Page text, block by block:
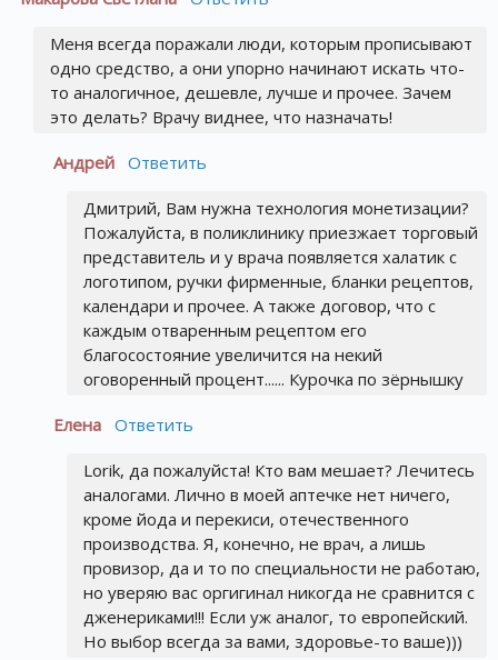
Меня всегда поражали люди, которым прописывают
одно средство, а они упорно начинают искать что-
то аналогичное, дешевле, лучше и прочее. Зачем
это делать? Врачу виднее, что назначать!
Андрей Ответить
Дмитрий, Вам нужна технология монетизации?
Пожалуйста, в поликлинику приезжает торговый
представитель и у врача появляется халатик с
логотипом, ручки фирменные, бланки рецептов,
календари и прочее. А также договор, что с
каждым отваренным рецептом его
благосостояние увеличится на некий
оговоренный процент...... Курочка по зёрнышку
Елена Ответить
Lorik, да пожалуйста! Кто вам мешает? Лечитесь
аналогами. Лично в моей аптечке нет ничего,
кроме йода и перекиси, отечественного
производства. Я, конечно, не врач, а лишь
провизор, да и то по специальности не работаю,
но уверяю вас оргигинал никогда не сравнится с
дженериками!!! Если уж аналог, то европейский.
Но выбор всегда за вами, здоровье-то ваше)))